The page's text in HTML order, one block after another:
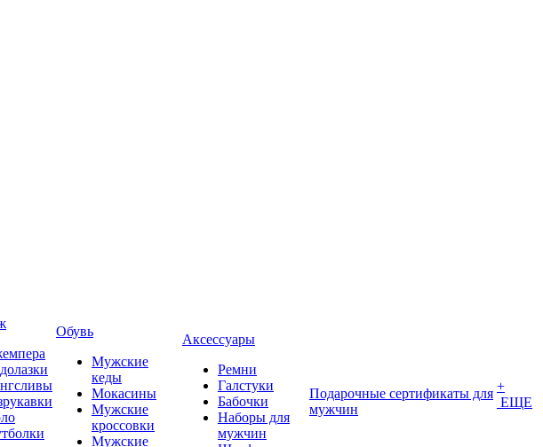
Обувь
Мужские
кеды
Мокасины
Мужские
кроссовки
Мужские
Аксессуары
Ремни
Галстуки
Бабочки
Наборы для
мужчин
Подарочные сертификаты для
мужчин
+
ЕЩЕ